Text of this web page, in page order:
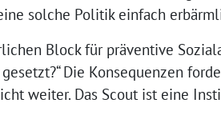
solche Politik einfach
Block für präventive
Die Konsequenzen
weiter. Das Scout ist eine